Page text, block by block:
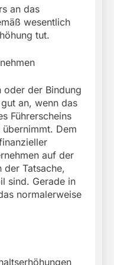
an das
wesentlich
tut.
oder der Bindung
an, wenn das
Führerscheins
Dem
auf der
Tatsache,
sind. Gerade in
normalerweise